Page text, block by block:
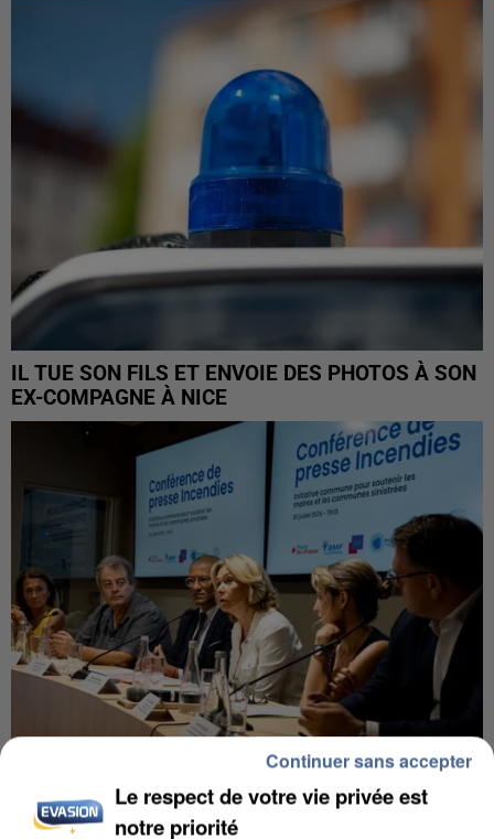
IL TUE SON FILS ET ENVOIE DES PHOTOS À SON
EX-COMPAGNE À NICE
INCENDIES : L’ÎLE-DE-FRANCE LANCE UN ÉLAN
DE SOLIDARITÉ AVEC LES...
Le respect de votre vie privée est
notre priorité
Continuer sans accepter